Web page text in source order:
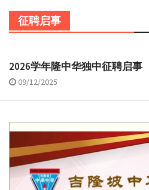
征聘启事
2026学年隆中华独中征聘启事
09/12/2025